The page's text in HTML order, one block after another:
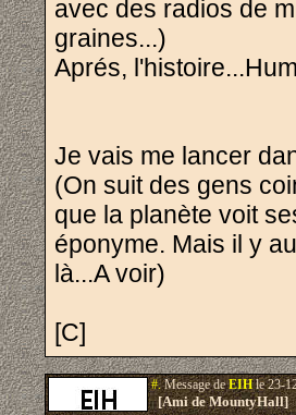
avec des radios de
graines...)
Aprés,
Je vais me lancer
(On suit des gens
que la planète voit
éponyme. Mais il y
là...A voir)
[C]
#.Message deEIHle 23-
[Ami de MountyHall]